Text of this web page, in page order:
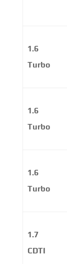
1.6
Turbo
1.6
Turbo
1.6
Turbo
1.7
CDTI